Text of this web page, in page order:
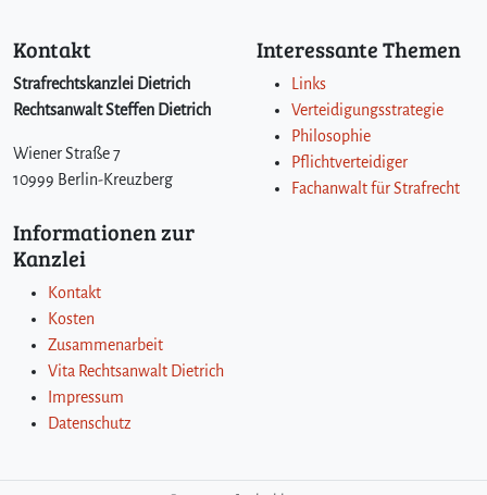
Kontakt
Strafrechtskanzlei Dietrich
Rechtsanwalt Steffen Dietrich
Wiener Straße 7
10999 Berlin-Kreuzberg
Interessante Themen
Links
Verteidigungsstrategie
Philosophie
Pflichtverteidiger
Fachanwalt für Strafrecht
Informationen zur
Kanzlei
Kontakt
Kosten
Zusammenarbeit
Vita Rechtsanwalt Dietrich
Impressum
Datenschutz